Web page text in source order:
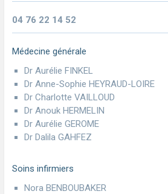
04 76 22 14 52
Médecine générale
Dr Aurélie FINKEL
Dr Anne-Sophie HEYRAUD-LOIRE
Dr Charlotte VAILLOUD
Dr Anouk HERMELIN
Dr Aurélie GEROME
Dr Dalila GAHFEZ
Soins infirmiers
Nora BENBOUBAKER